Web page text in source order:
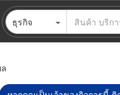
ธุรกิจ